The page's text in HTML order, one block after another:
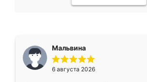
Мальвина
6 августа 2026